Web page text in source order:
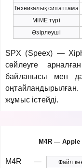
Техникалық сипаттама
MIME түрі
Әзірлеуші
SPX (Speex) —
сөйлеуге
байланысы мен
оңтайландырылған.
жұмыс істейді.
M4R — Apple
Файл
M4R —